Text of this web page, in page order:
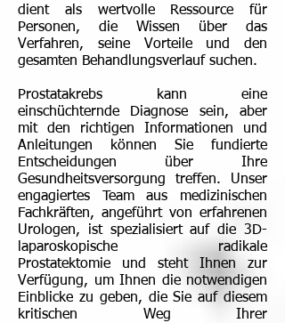
dient als wertvolle Ressource für
Personen, die Wissen über das
Verfahren, seine Vorteile und den
gesamten Behandlungsverlauf suchen.
Prostatakrebs kann eine
einschüchternde Diagnose sein, aber
mit den richtigen Informationen und
Anleitungen können Sie fundierte
Entscheidungen über Ihre
Gesundheitsversorgung treffen. Unser
engagiertes Team aus medizinischen
Fachkräften, angeführt von erfahrenen
Urologen, ist spezialisiert auf die 3D-
laparoskopische radikale
Prostatektomie und steht Ihnen zur
Verfügung, um Ihnen die notwendigen
Einblicke zu geben, die Sie auf diesem
kritischen Weg Ihrer